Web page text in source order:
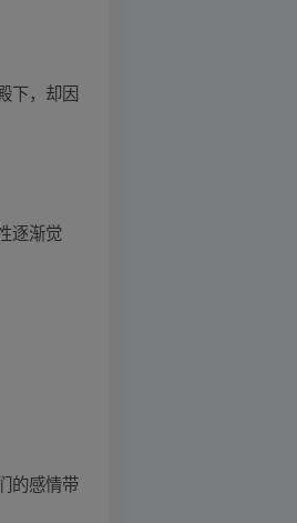
下，却因
逐渐觉
的感情带